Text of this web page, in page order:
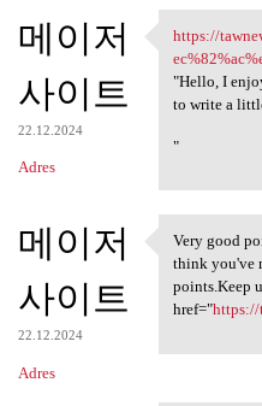
메이저
사이트
22.12.2024
Adres
https://
https://
"Hello, I
to write a
"
메이저
사이트
22.12.2024
Adres
Very good
Very good
think you've
points.Keep
href="https://